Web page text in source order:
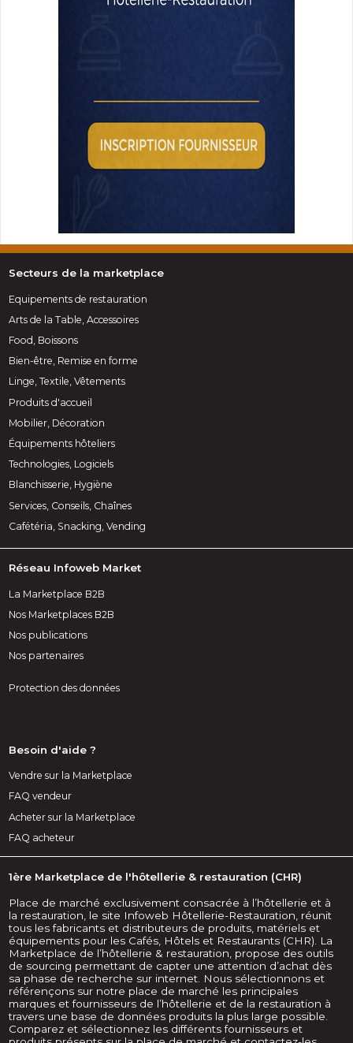
Secteurs de la marketplace
Equipements de restauration
Arts de la Table, Accessoires
Food, Boissons
Bien-être, Remise en forme
Linge, Textile, Vêtements
Produits d'accueil
Mobilier, Décoration
Équipements hôteliers
Technologies, Logiciels
Blanchisserie, Hygiène
Services, Conseils, Chaînes
Cafétéria, Snacking, Vending
Réseau Infoweb Market
La Marketplace B2B
Nos Marketplaces B2B
Nos publications
Nos partenaires
Protection des données
Besoin d'aide ?
Vendre sur la Marketplace
FAQ vendeur
Acheter sur la Marketplace
FAQ acheteur
1ère Marketplace de l'hôtellerie & restauration (CHR)
Place de marché exclusivement consacrée à l’hôtellerie et à
la restauration, le site Infoweb Hôtellerie-Restauration, réunit
tous les fabricants et distributeurs de produits, matériels et
équipements pour les Cafés, Hôtels et Restaurants (CHR). La
Marketplace de l’hôtellerie & restauration, propose des outils
de sourcing permettant de capter une attention d’achat dès
sa phase de recherche sur internet. Nous sélectionnons et
référençons sur notre place de marché les principales
marques et fournisseurs de l’hôtellerie et de la restauration à
travers une base de données produits la plus large possible.
Comparez et sélectionnez les différents fournisseurs et